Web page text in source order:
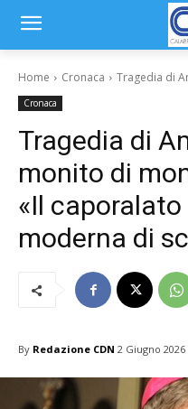
Home Cronaca Tragedia di
Cronaca
Tragedia di
monito di
«Il
moderna di
By Redazione CDN 2 Giugno 2026